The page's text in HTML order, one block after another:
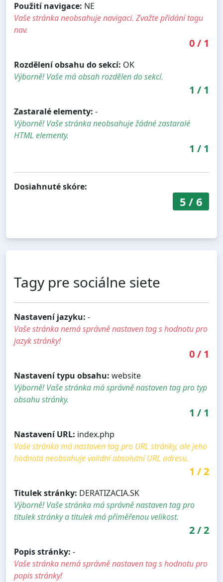
Použití navigace: NE
Vaše stránka neobsahuje navigaci. Zvažte přidání tagu
nav.
0/ 1
Rozdělení obsahu do sekcí: OK
Výborně! Vaše má obsah rozdělen do sekcí.
1 / 1
Zastaralé elementy: -
Výborně! Vaše stránka neobsahuje žádné zastaralé
HTML elementy.
1 / 1
Dosiahnuté skóre:
5/ 6
Tagy pre sociálne siete
Nastavení jazyku: -
Vaše stránka nemá správně nastaven tag s hodnotu pro
jazyk stránky!
0/ 1
Nastavení typu obsahu: website
Výborně! Vaše stránka má správně nastaven tag pro typ
obsahu stránky.
1 / 1
Nastavení URL: index.php
Vaše stránka má nastaven tag pro URL stránky, ale jeho
hodnota neobsahuje validní absolutní URL adresu.
1 /2
Titulek stránky: DERATIZACIA.SK
Výborně! Vaše stránka má správně nastaven tag pro
titulek stránky a titulek má přiměřenou velikost.
2/2
Popis stránky: -
Vaše stránka nemá správně nastaven tag s hodnotu pro
popis stránky!